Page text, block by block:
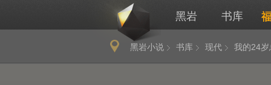
黑岩 书库
黑岩小说 书库 现代 我的24